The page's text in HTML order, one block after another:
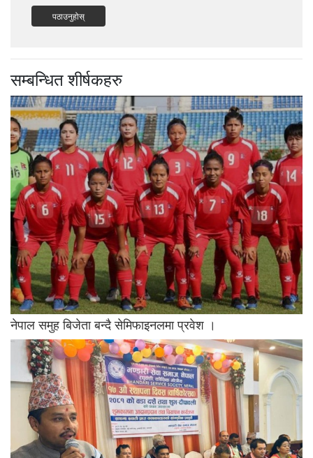
पठाउनुहोस्
सम्बन्धित शीर्षकहरु
नेपाल समुह बिजेता बन्दै सेमिफाइनलमा प्रवेश ।